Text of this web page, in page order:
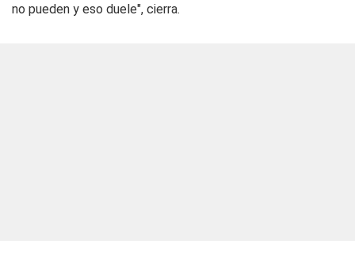
no pueden y eso duele", cierra.